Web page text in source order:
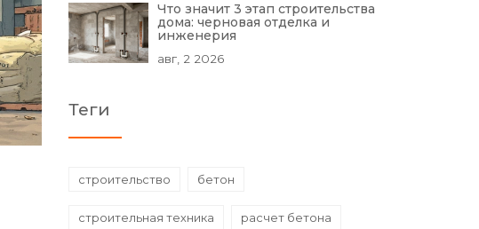
Что значит 3 этап строительства
дома: черновая отделка и
инженерия
авг, 2 2026
Теги
строительство бетон
строительная техника расчет бетона